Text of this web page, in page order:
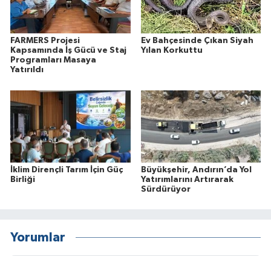
FARMERS Projesi
Kapsamında İş Gücü ve Staj
Programları Masaya
Yatırıldı
Ev Bahçesinde Çıkan Siyah
Yılan Korkuttu
İklim Dirençli Tarım İçin Güç
Birliği
Büyükşehir, Andırın’da Yol
Yatırımlarını Artırarak
Sürdürüyor
Yorumlar